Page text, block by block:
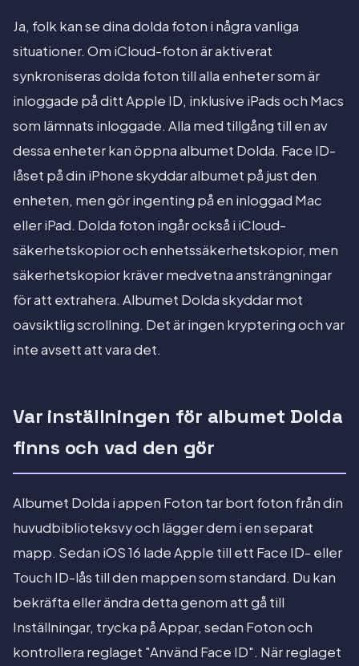
Ja, folk kan se dina dolda foton i några vanliga
situationer. Om iCloud-foton är aktiverat
synkroniseras dolda foton till alla enheter som är
inloggade på ditt Apple ID, inklusive iPads och Macs
som lämnats inloggade. Alla med tillgång till en av
dessa enheter kan öppna albumet Dolda. Face ID-
låset på din iPhone skyddar albumet på just den
enheten, men gör ingenting på en inloggad Mac
eller iPad. Dolda foton ingår också i iCloud-
säkerhetskopior och enhetssäkerhetskopior, men
säkerhetskopior kräver medvetna ansträngningar
för att extrahera. Albumet Dolda skyddar mot
oavsiktlig scrollning. Det är ingen kryptering och var
inte avsett att vara det.
Var inställningen för albumet Dolda
finns och vad den gör
Albumet Dolda i appen Foton tar bort foton från din
huvudbiblioteksvy och lägger dem i en separat
mapp. Sedan iOS 16 lade Apple till ett Face ID- eller
Touch ID-lås till den mappen som standard. Du kan
bekräfta eller ändra detta genom att gå till
Inställningar, trycka på Appar, sedan Foton och
kontrollera reglaget "Använd Face ID". När reglaget